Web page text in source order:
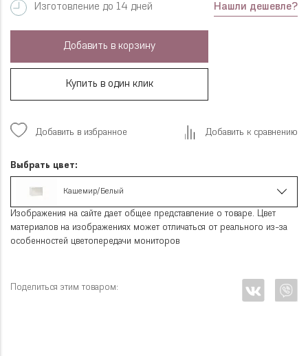
Изготовление до 14 дней Нашли дешевле?
Добавить в корзину
Купить в один клик
Добавить в избранное Добавить к сравнению
Выбрать цвет:
Кашемир/Белый
Изображения на сайте дает общее представление о товаре. Цвет
материалов на изображениях может отличаться от реального из-за
особенностей цветопередачи мониторов
Поделиться этим товаром: